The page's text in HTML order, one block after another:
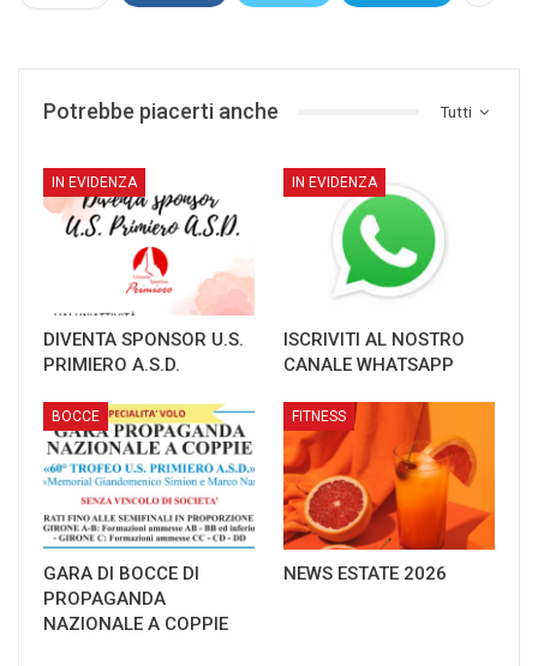
Tutti
Potrebbe piacerti anche
IN EVIDENZA
DIVENTA SPONSOR U.S.
PRIMIERO A.S.D.
IN EVIDENZA
ISCRIVITI AL NOSTRO
CANALE WHATSAPP
BOCCE
GARA DI BOCCE DI
PROPAGANDA
NAZIONALE A COPPIE
FITNESS
NEWS ESTATE 2026